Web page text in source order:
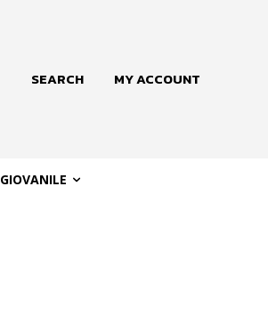
SEARCH MY ACCOUNT